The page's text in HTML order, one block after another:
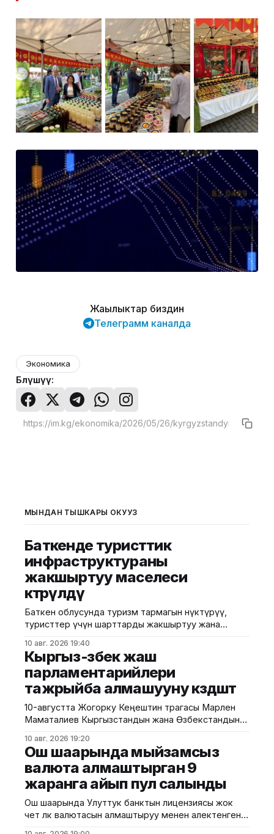
Жаңылыктар биздин
Телеграмм каналда
Экономика
Бөлүшүү:
МЫНДАН ТЫШКАРЫ ОКУҢУЗ
Баткенде туристтик
инфраструктураны
жакшыртуу маселеси
көтөрүлдү
Баткен облусунда туризм тармагын өнүктүрүү,
туристтер үчүн шарттарды жакшыртуу жана
талкууланды. Бул тууралуу президенттин Баткен
облусундагы өкүлчүлүгүнөн билдиришти.
Маалыматка ылайык, Туризмди өнүктүрүү боюнча
мамлекеттик агенттиктин директору Эдуард
Кубатов облус башчысынын орун басары Максатай
Мамытбекова менен жолугушуп, аймактагы
туризмдин негизги маселелери жана өнүктүрүү
10 авг. 2026 19:40
Кыргыз-өзбек жаш
парламентарийлери
тажрыйба алмашууну көздөшөт
10-августта Жогорку Кеңештин төрагасы Марлен
Маматалиев Кыргызстандын жана Өзбекстандын
"Жаштар – жалпы прогресске жана тынчтыкка
карай жолдо!" деген ураан алдында өткөн форумга
эки өлкөнүн депутаттары, жаштар, адистер жана
коомдук уюмдардын өкүлдөрү катышты. Марлен
Маматалиев кыргыз-өзбек мамилелеринин
тарыхый, маданий жана руханий жакындыгын
белгилеп,
10 авг. 2026 19:20
Ош шаарында мыйзамсыз
валюта алмаштырган 9
жаранга айып пул салынды
Ош шаарында Улуттук банктын лицензиясы жок
чет өлкө валютасын алмаштыруу менен алектенген 9